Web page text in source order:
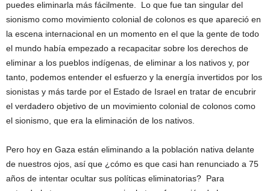
puedes eliminarla más fácilmente. Lo que fue tan singular del
sionismo como movimiento colonial de colonos es que apareció en
la escena internacional en un momento en el que la gente de todo
el mundo había empezado a recapacitar sobre los derechos de
eliminar a los pueblos indígenas, de eliminar a los nativos y, por
tanto, podemos entender el esfuerzo y la energía invertidos por los
sionistas y más tarde por el Estado de Israel en tratar de encubrir
el verdadero objetivo de un movimiento colonial de colonos como
el sionismo, que era la eliminación de los nativos.
Pero hoy en Gaza están eliminando a la población nativa delante
de nuestros ojos, así que ¿cómo es que casi han renunciado a 75
años de intentar ocultar sus políticas eliminatorias? Para